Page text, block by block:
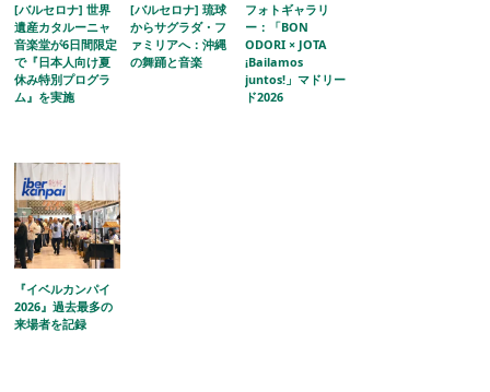
[バルセロナ] 世界
遺産カタルーニャ
音楽堂が6日間限定
で『日本人向け夏
休み特別プログラ
ム』を実施
[バルセロナ] 琉球
からサグラダ・フ
ァミリアへ：沖縄
の舞踊と音楽
フォトギャラリ
ー：「BON
ODORI × JOTA
¡Bailamos
juntos!」マドリー
ド2026
『イベルカンパイ
2026』過去最多の
来場者を記録